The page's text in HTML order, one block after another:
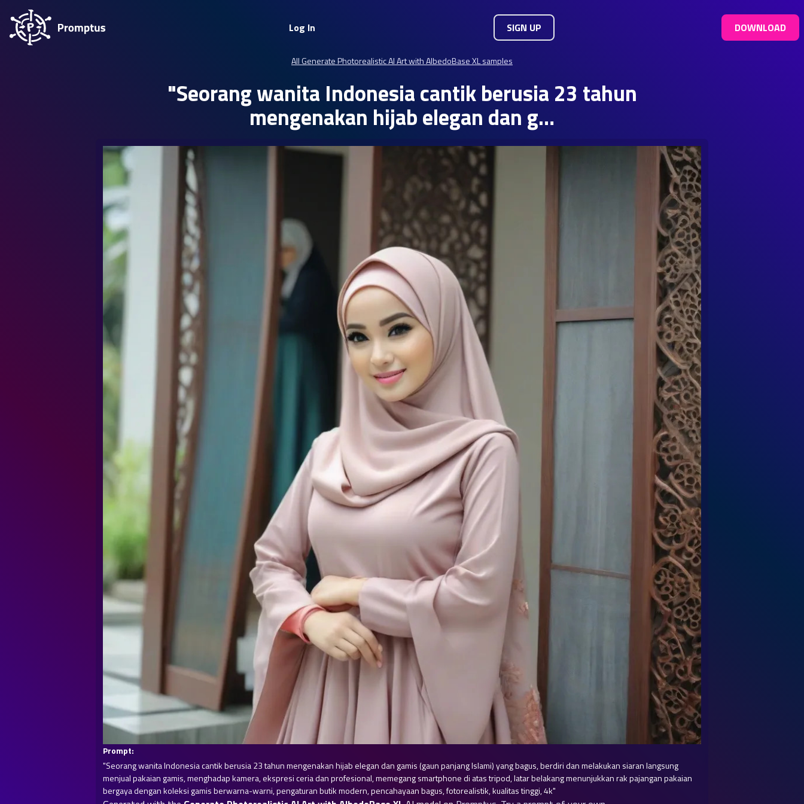
Log In SIGN UP DOWNLOAD
All Generate Photorealistic AI Art with AlbedoBase XL samples
"Seorang wanita Indonesia cantik berusia 23 tahun
mengenakan hijab elegan dan g…
Prompt:
"Seorang wanita Indonesia cantik berusia 23 tahun mengenakan hijab elegan dan gamis (gaun panjang Islami) yang bagus, berdiri dan melakukan siaran langsung
menjual pakaian gamis, menghadap kamera, ekspresi ceria dan profesional, memegang smartphone di atas tripod, latar belakang menunjukkan rak pajangan pakaian
bergaya dengan koleksi gamis berwarna-warni, pengaturan butik modern, pencahayaan bagus, fotorealistik, kualitas tinggi, 4k"